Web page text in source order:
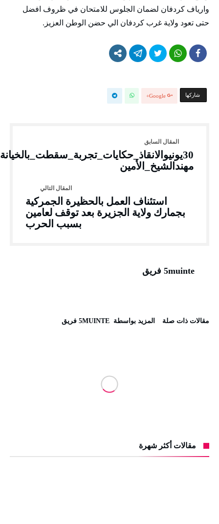
وارياف كردفان لضمان الجلوس للامتحان في ظروف افضل
حتى تعود ولاية غرب كردفان الي حضن الوطن العزيز.
‫‫ شاركها‬ Google+
30يونيوالانقاذ_حكايات_تجربة_سقطت_بالخيانة
مهندالشيخ_الأمين
استئناف العمل بالحظيرة الجمركية
بجمارك ولاية الجزيرة بعد توقف لعامين
بسبب الحرب
5muinte فريق
‫مقالات ذات صلة‬ ‫‫المزيد بواسطة‬ ‬ 5MUINTE فريق
مقالات أكثر شهرة